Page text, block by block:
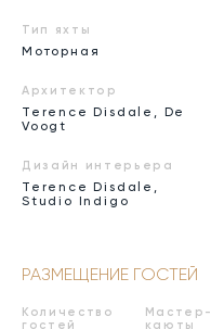
Тип яхты
Моторная
Архитектор
Terence Disdale, De
Voogt
Дизайн интерьера
Terence Disdale,
Studio Indigo
РАЗМЕЩЕНИЕ ГОСТЕЙ
Количество
гостей
Мастер-
каюты